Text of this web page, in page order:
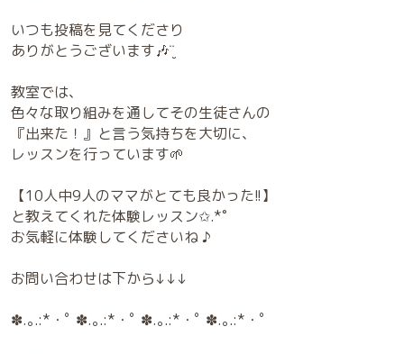
いつも投稿を見てくださり
ありがとうございます🎶¨̮
教室では、
色々な取り組みを通してその生徒さんの
『出来た！』と言う気持ちを大切に、
レッスンを行っています🌱
【10人中9人のママがとても良かった!!】
と教えてくれた体験レッスン✩.*˚
お気軽に体験してくださいね ♪
お問い合わせは下から↓↓↓
✽.｡.:*・ﾟ ✽.｡.:*・ﾟ ✽.｡.:*・ﾟ ✽.｡.:*・ﾟ